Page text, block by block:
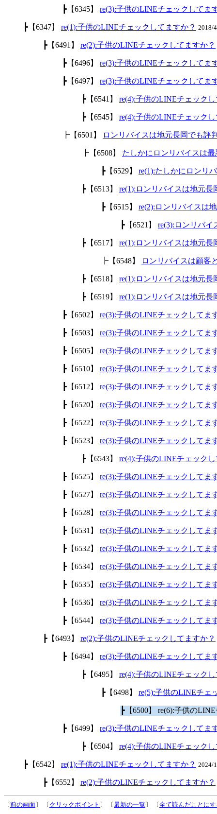
┣【6345】 re(3):子供のLINEチェックしてま
┣【6347】 re(1):子供のLINEチェックしてますか？ 2018/
┣【6491】 re(2):子供のLINEチェックしてますか？
┣【6496】 re(3):子供のLINEチェックしてま
┣【6497】 re(3):子供のLINEチェックしてま
┣【6541】 re(4):子供のLINEチェック
┣【6545】 re(4):子供のLINEチェック
┣【6501】 ロンリバイスは地元長岡でも評
┣【6508】 たしかにロンリバイスは
┣【6529】 re(1):たしかにロンリ
┣【6513】 re(1):ロンリバイスは地元
┣【6515】 re(2):ロンリバイスは
┣【6521】 re(3):ロンリバ
┣【6517】 re(1):ロンリバイスは地元
┣【6548】 ロンリバイスは顧客
┣【6518】 re(1):ロンリバイスは地元
┣【6519】 re(1):ロンリバイスは地元
┣【6502】 re(3):子供のLINEチェックしてま
┣【6503】 re(3):子供のLINEチェックしてま
┣【6505】 re(3):子供のLINEチェックしてま
┣【6510】 re(3):子供のLINEチェックしてま
┣【6512】 re(3):子供のLINEチェックしてま
┣【6520】 re(3):子供のLINEチェックしてま
┣【6522】 re(3):子供のLINEチェックしてま
┣【6523】 re(3):子供のLINEチェックしてま
┣【6543】 re(4):子供のLINEチェック
┣【6525】 re(3):子供のLINEチェックしてま
┣【6527】 re(3):子供のLINEチェックしてま
┣【6528】 re(3):子供のLINEチェックしてま
┣【6531】 re(3):子供のLINEチェックしてま
┣【6532】 re(3):子供のLINEチェックしてま
┣【6534】 re(3):子供のLINEチェックしてま
┣【6535】 re(3):子供のLINEチェックしてま
┣【6536】 re(3):子供のLINEチェックしてま
┣【6544】 re(3):子供のLINEチェックしてま
┣【6493】 re(2):子供のLINEチェックしてますか？
┣【6494】 re(3):子供のLINEチェックしてま
┣【6495】 re(4):子供のLINEチェック
┣【6498】 re(5):子供のLINEチェ
┣【6500】 re(6):子供の
┣【6499】 re(3):子供のLINEチェックしてま
┣【6504】 re(4):子供のLINEチェック
┣【6542】 re(1):子供のLINEチェックしてますか？ 2024/
┣【6552】 re(2):子供のLINEチェックしてますか？
〔前の画面〕 〔 クリックポイント 〕 〔最新の一覧 〕 〔全て読んだことに